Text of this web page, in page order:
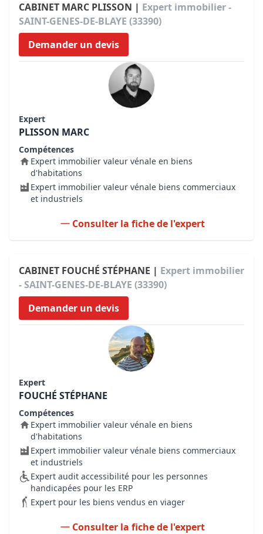
CABINET MARC PLISSON | Expert immobilier -
SAINT-GENES-DE-BLAYE (33390)
Demander un devis
Expert
PLISSON MARC
Compétences
Expert immobilier valeur vénale en biens
d'habitations
Expert immobilier valeur vénale biens commerciaux
et industriels
Consulter la fiche de l'expert
CABINET FOUCHÉ STÉPHANE | Expert immobilier
- SAINT-GENES-DE-BLAYE (33390)
Demander un devis
Expert
FOUCHÉ STÉPHANE
Compétences
Expert immobilier valeur vénale en biens
d'habitations
Expert immobilier valeur vénale biens commerciaux
et industriels
Expert audit accessibilité pour les personnes
handicapées pour les ERP
Expert pour les biens vendus en viager
Consulter la fiche de l'expert